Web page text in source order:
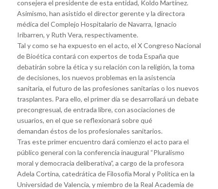
consejera el presidente de esta entidad, Koldo Martínez.
Asimismo, han asistido el director gerente y la directora
médica del Complejo Hospitalario de Navarra, Ignacio
Iribarren, y Ruth Vera, respectivamente.
Tal y como se ha expuesto en el acto, el X Congreso Nacional
de Bioética contará con expertos de toda España que
debatirán sobre la ética y su relación con la religión, la toma
de decisiones, los nuevos problemas en la asistencia
sanitaria, el futuro de las profesiones sanitarias o los nuevos
trasplantes. Para ello, el primer día se desarrollará un debate
precongresual, de entrada libre, con asociaciones de
usuarios, en el que se reflexionará sobre qué
demandan éstos de los profesionales sanitarios.
Tras este primer encuentro dará comienzo el acto para el
público general con la conferencia inaugural “Pluralismo
moral y democracia deliberativa”, a cargo de la profesora
Adela Cortina, catedrática de Filosofía Moral y Política en la
Universidad de Valencia, y miembro de la Real Academia de